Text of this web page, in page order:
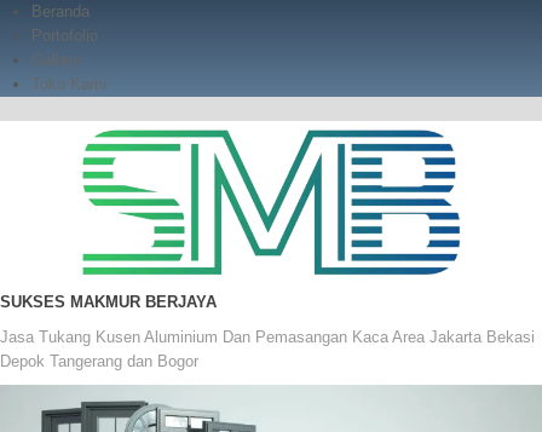
Skip
content
Beranda
Portofolio
Gallery
Toko Kami
SUKSES MAKMUR BERJAYA
Jasa Tukang Kusen Aluminium Dan Pemasangan Kaca Area Jakarta Bekasi
Depok Tangerang dan Bogor